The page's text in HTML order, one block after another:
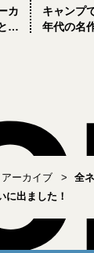
カ
ギ
キャンプ
年代の名
アーカイブ
全
に出ました！